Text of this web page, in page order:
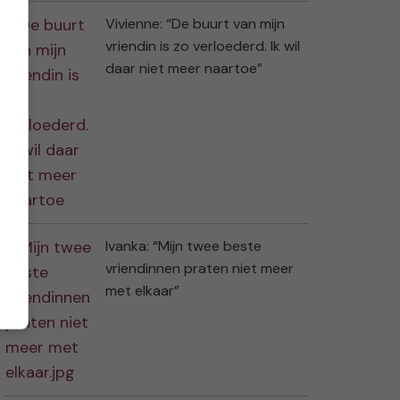
Vivienne: “De buurt van mijn
vriendin is zo verloederd. Ik wil
daar niet meer naartoe”
Ivanka: “Mijn twee beste
vriendinnen praten niet meer
met elkaar”